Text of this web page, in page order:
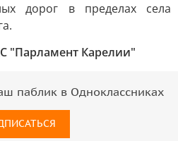
дорог в пределах села
"Парламент Карелии"
паблик в Одноклассниках